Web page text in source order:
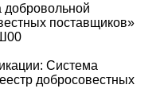
поставщиков»
Система
добросовестных